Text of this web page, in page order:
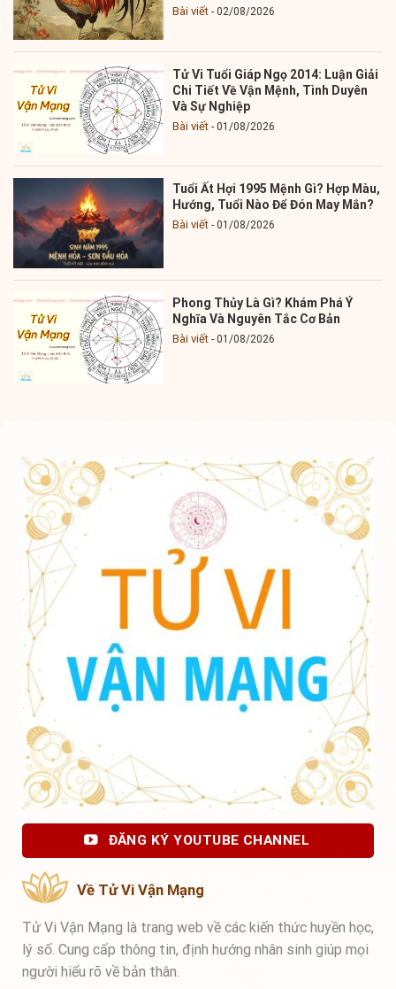
Bài viết 02/08/2026
Tử Vi Tuổi Giáp Ngọ 2014: Luận Giải
Chi Tiết Về Vận Mệnh, Tình Duyên
Và Sự Nghiệp
Bài viết 01/08/2026
Tuổi Ất Hợi 1995 Mệnh Gì? Hợp Màu,
Hướng, Tuổi Nào Để Đón May Mắn?
Bài viết 01/08/2026
Phong Thủy Là Gì? Khám Phá Ý
Nghĩa Và Nguyên Tắc Cơ Bản
Bài viết 01/08/2026
ĐĂNG KÝ YOUTUBE CHANNEL
Về Tử Vi Vận Mạng
Tử Vi Vận Mạng là trang web về các kiến thức huyền học,
lý số. Cung cấp thông tin, định hướng nhân sinh giúp mọi
người hiểu rõ về bản thân.